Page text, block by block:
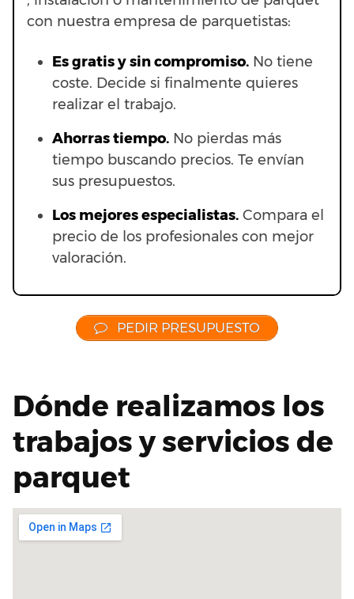
con nuestra empresa de parquetistas:
Es gratis y sin compromiso. No tiene
coste. Decide si finalmente quieres
realizar el trabajo.
Ahorras tiempo. No pierdas más
tiempo buscando precios. Te envían
sus presupuestos.
Los mejores especialistas. Compara el
precio de los profesionales con mejor
valoración.
PEDIR PRESUPUESTO
Dónde realizamos los
trabajos y servicios de
parquet